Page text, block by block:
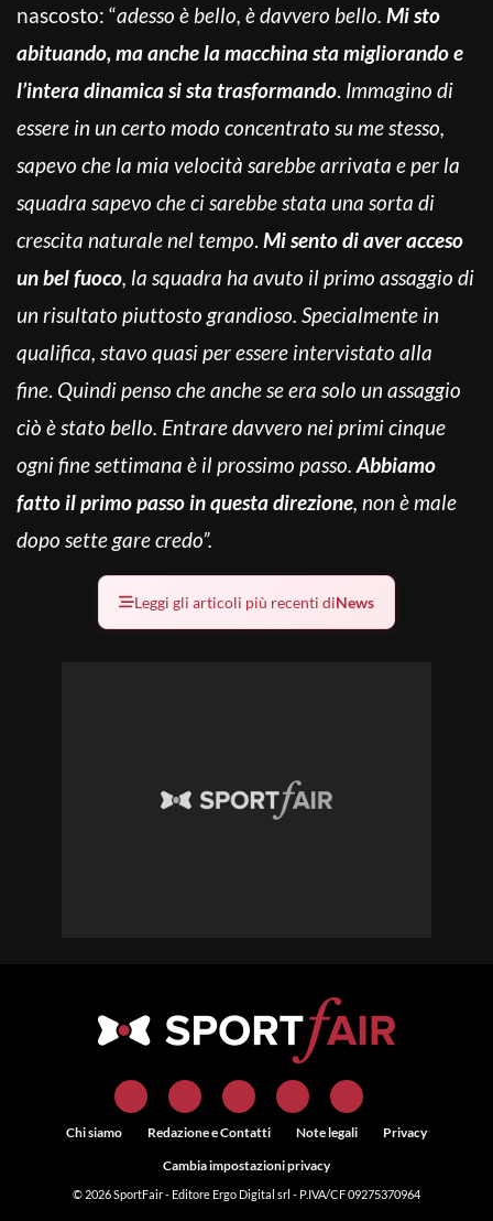
nascosto: “adesso è bello, è davvero bello. Mi sto
abituando, ma anche la macchina sta migliorando e
l’intera dinamica si sta trasformando. Immagino di
essere in un certo modo concentrato su me stesso,
sapevo che la mia velocità sarebbe arrivata e per la
squadra sapevo che ci sarebbe stata una sorta di
crescita naturale nel tempo. Mi sento di aver acceso
un bel fuoco, la squadra ha avuto il primo assaggio di
un risultato piuttosto grandioso. Specialmente in
qualifica, stavo quasi per essere intervistato alla
fine. Quindi penso che anche se era solo un assaggio
ciò è stato bello. Entrare davvero nei primi cinque
ogni fine settimana è il prossimo passo. Abbiamo
fatto il primo passo in questa direzione, non è male
dopo sette gare credo”.
Leggi gli articoli più recenti diNews
Chi siamo Redazione e Contatti Note legali
Privacy
Cambia impostazioni privacy
© 2026SportFair- Editore Ergo Digital srl - P.IVA/CF 09275370964